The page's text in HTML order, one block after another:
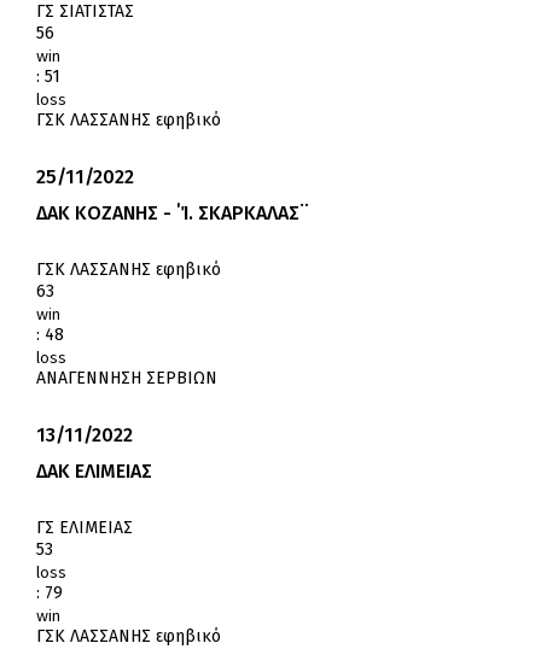
ΓΣ ΣΙΑΤΙΣΤΑΣ
56
win
: 51
loss
ΓΣΚ ΛΑΣΣΑΝΗΣ εφηβικό
25/11/2022
ΔΑΚ ΚΟΖΑΝΗΣ - ΄Ί. ΣΚΑΡΚΑΛΑΣ¨
ΓΣΚ ΛΑΣΣΑΝΗΣ εφηβικό
63
win
: 48
loss
ΑΝΑΓΕΝΝΗΣΗ ΣΕΡΒΙΩΝ
13/11/2022
ΔΑΚ ΕΛΙΜΕΙΑΣ
ΓΣ ΕΛΙΜΕΙΑΣ
53
loss
: 79
win
ΓΣΚ ΛΑΣΣΑΝΗΣ εφηβικό